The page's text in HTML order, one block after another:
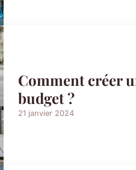
Comment créer
budget ?
21 janvier 2024